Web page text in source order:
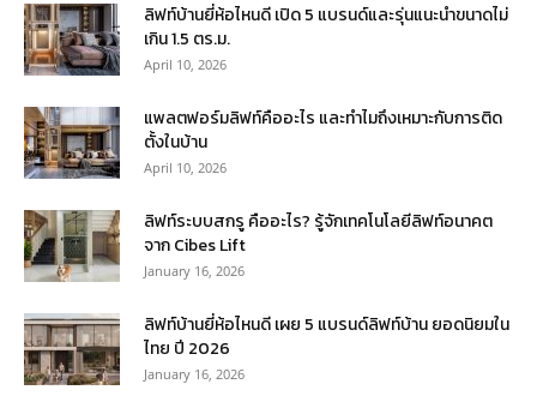
ลิฟท์บ้านยี่ห้อไหนดี เปิด 5 แบรนด์และรุ่นแนะนำขนาดไม่
เกิน 1.5 ตร.ม.
April 10, 2026
แพลตฟอร์มลิฟท์คืออะไร และทำไมถึงเหมาะกับการติด
ตั้งในบ้าน
April 10, 2026
ลิฟท์ระบบสกรู คืออะไร? รู้จักเทคโนโลยีลิฟท์อนาคต
จาก Cibes Lift
January 16, 2026
ลิฟท์บ้านยี่ห้อไหนดี เผย 5 แบรนด์ลิฟท์บ้าน ยอดนิยมใน
ไทย ปี 2026
January 16, 2026